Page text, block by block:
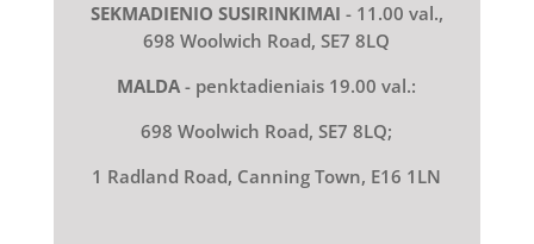
SEKMADIENIO SUSIRINKIMAI - 11.00 val.,
698 Woolwich Road, SE7 8LQ
MALDA- penktadieniais 19.00 val.:
698 Woolwich Road, SE7 8LQ;
1 Radland Road, Canning Town, E16 1LN